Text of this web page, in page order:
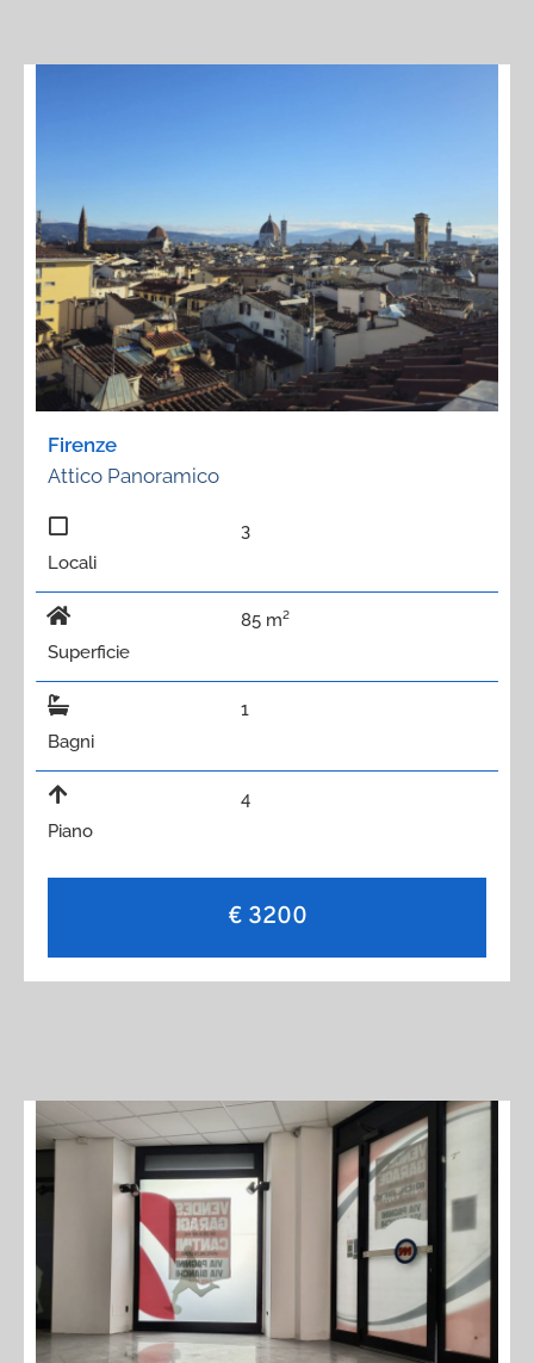
Firenze
Attico Panoramico
Locali
3
Superficie
85 m²
Bagni
1
Piano
4
€ 3200